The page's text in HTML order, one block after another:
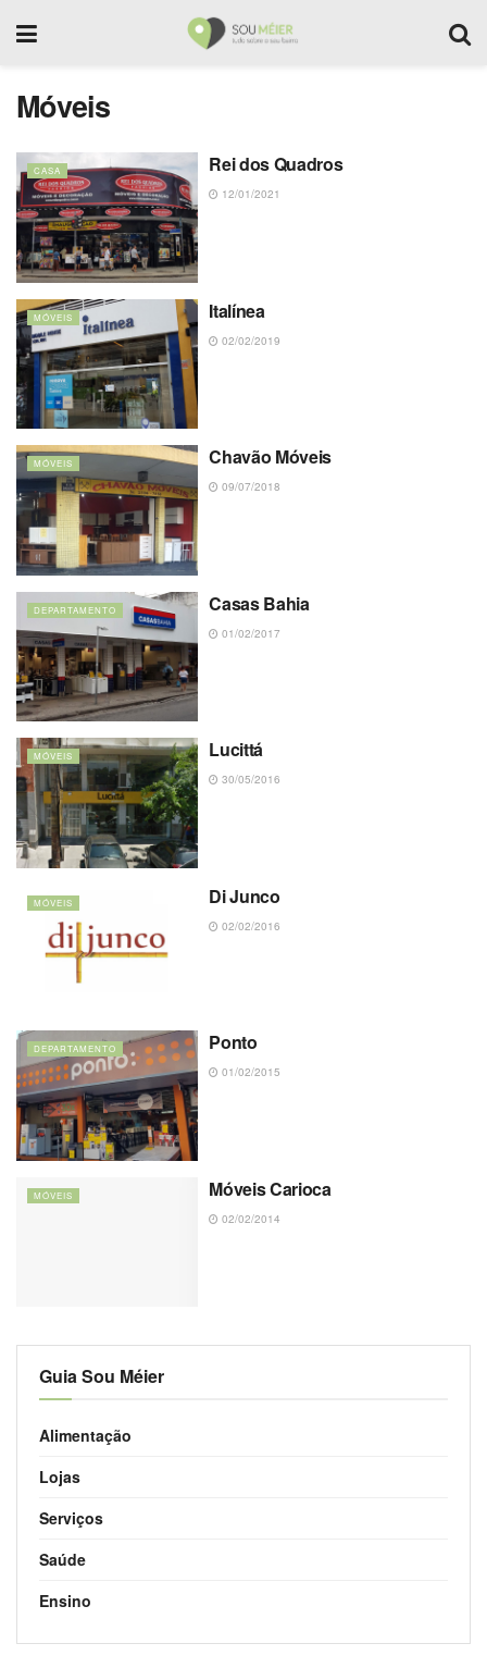
Móveis
CASA Rei dos Quadros
12/01/2021
MÓVEIS Italínea
02/02/2019
MÓVEIS Chavão Móveis
09/07/2018
DEPARTAMENTO Casas Bahia
01/02/2017
MÓVEIS Lucittá
30/05/2016
MÓVEIS Di Junco
02/02/2016
DEPARTAMENTO Ponto
01/02/2015
MÓVEIS Móveis Carioca
02/02/2014
Guia Sou Méier
Alimentação
Lojas
Serviços
Saúde
Ensino